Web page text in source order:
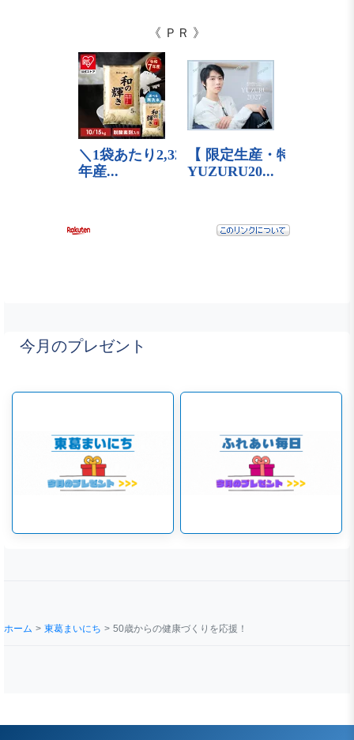
《 ＰＲ 》
今月のプレゼント
ホーム 東葛まいにち 50歳からの健康づくりを応援！